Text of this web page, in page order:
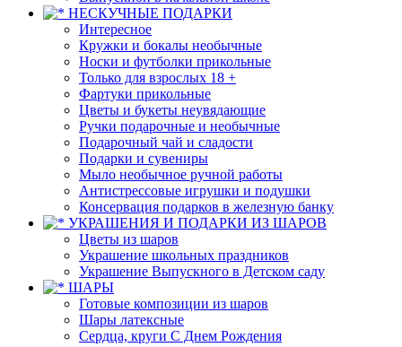
НЕСКУЧНЫЕ ПОДАРКИ
Интересное
Кружки и бокалы необычные
Носки и футболки прикольные
Только для взрослых 18 +
Фартуки прикольные
Цветы и букеты неувядающие
Ручки подарочные и необычные
Подарочный чай и сладости
Подарки и сувениры
Мыло необычное ручной работы
Антистрессовые игрушки и подушки
Консервация подарков в железную банку
УКРАШЕНИЯ И ПОДАРКИ ИЗ ШАРОВ
Цветы из шаров
Украшение школьных праздников
Украшение Выпускного в Детском саду
ШАРЫ
Готовые композиции из шаров
Шары латексные
Сердца, круги С Днем Рождения